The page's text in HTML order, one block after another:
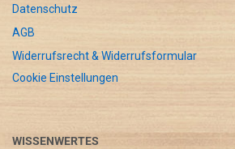
Datenschutz
AGB
Widerrufsrecht & Widerrufsformular
Cookie Einstellungen
WISSENWERTES